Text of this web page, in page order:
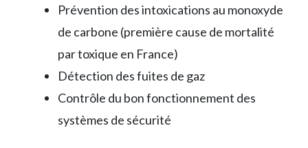
Prévention des intoxications au monoxyde
de carbone (première cause de mortalité
par toxique en France)
Détection des fuites de gaz
Contrôle du bon fonctionnement des
systèmes de sécurité